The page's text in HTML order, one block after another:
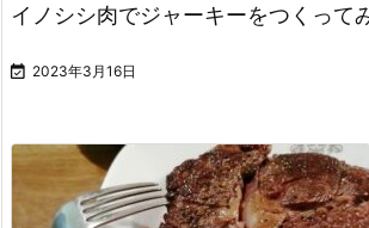
イノシシ肉でジャーキーをつくって
 2023年3月16日